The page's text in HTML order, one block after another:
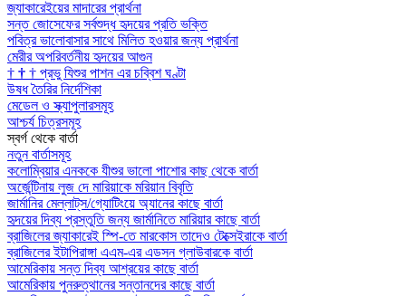
জ্যাকারেইয়ের মাদারের প্রার্থনা
সন্ত জোসেফের সর্বশুদ্ধ হৃদয়ের প্রতি ভক্তি
পবিত্র ভালোবাসার সাথে মিলিত হওয়ার জন্য প্রার্থনা
মেরীর অপরিবর্তনীয় হৃদয়ের আগুন
† † † প্রভু যিশুর পাশন এর চব্বিশ ঘণ্টা
উষধ তৈরির নির্দেশিকা
মেডেল ও স্ক্যাপুলারসমূহ
আশ্চর্য চিত্রসমূহ
স্বর্গ থেকে বার্তা
নতুন বার্তাসমূহ
কলোম্বিয়ার এনককে যীশুর ভালো পাশোর কাছ থেকে বার্তা
অর্জেন্টিনায় লুজ দে মারিয়াকে মরিয়ান বিবৃতি
জার্মানির মেল্লাট্‌স/গ্যোটিংয়ে অ্যানের কাছে বার্তা
হৃদয়ের দিব্য প্রস্তুতি জন্য জার্মানিতে মারিয়ার কাছে বার্তা
ব্রাজিলের জ্যাকারেই স্পি-তে মারকোস তাদেও টেক্সেইরাকে বার্তা
ব্রাজিলের ইটাপিরাঙ্গা এএম-এর এডসন গ্লাউবারকে বার্তা
আমেরিকায় সন্ত দিব্য আশ্রয়ের কাছে বার্তা
আমেরিকায় পুনরুত্থানের সন্তানদের কাছে বার্তা